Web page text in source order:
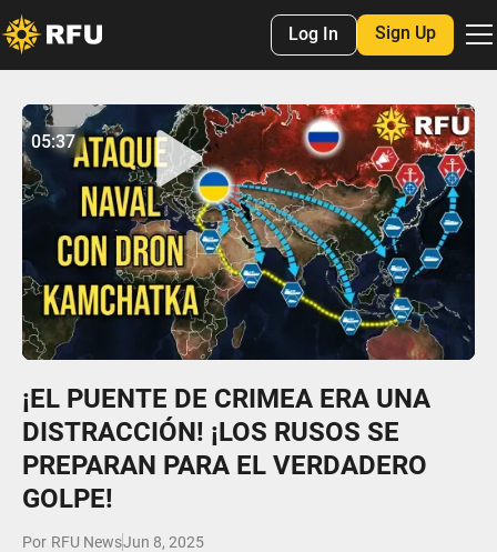
Log In Sign Up
Play
05:36
Mute Settings
Enter
No items found.
05:37
¡EL PUENTE DE CRIMEA ERA UNA
DISTRACCIÓN! ¡LOS RUSOS SE
PREPARAN PARA EL VERDADERO
GOLPE!
Por RFU NewsJun 8, 2025